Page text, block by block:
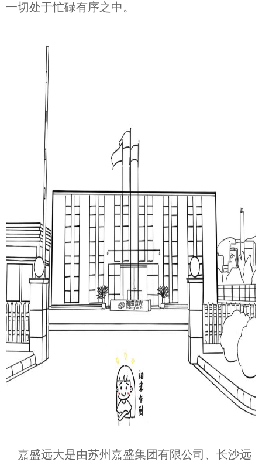
一切处于忙碌有序之中。
嘉盛远大是由苏州嘉盛集团有限公司、长沙远